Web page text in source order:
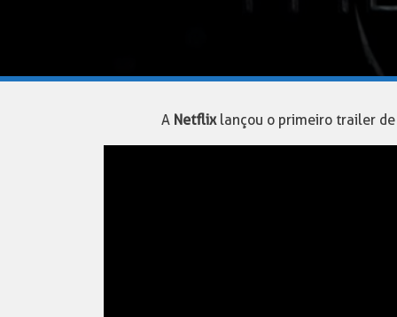
A Netflixlançou o primeiro trailer de